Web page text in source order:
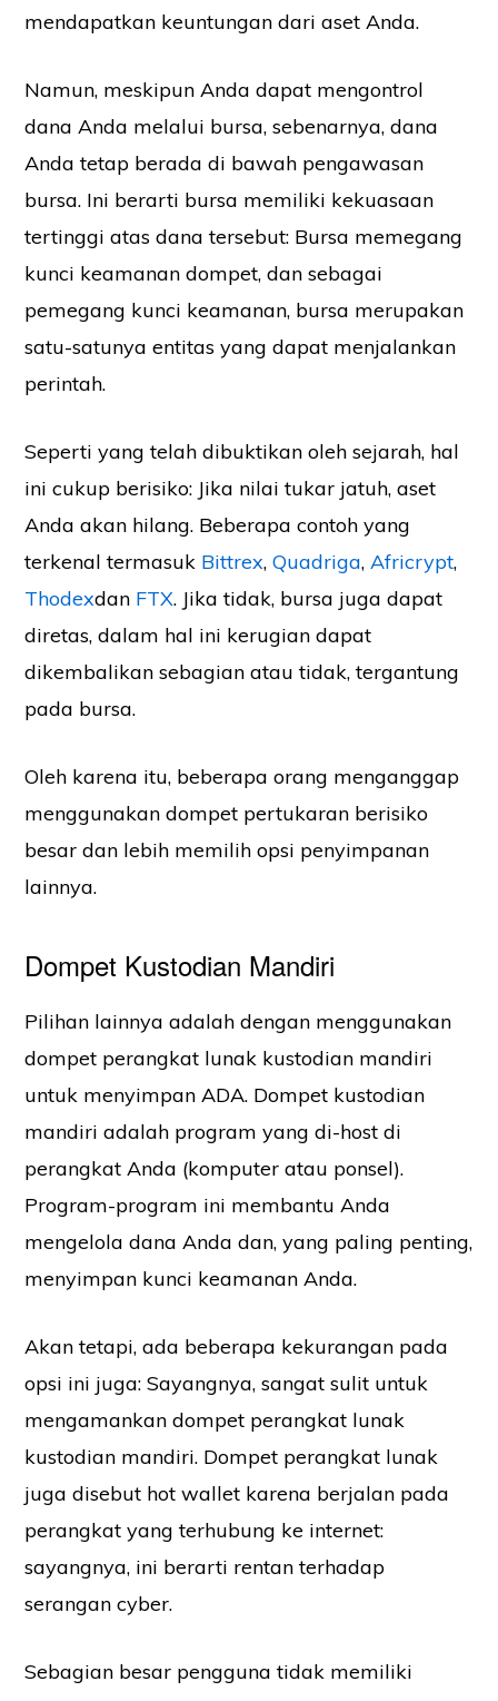
mendapatkan keuntungan dari aset Anda.
Namun, meskipun Anda dapat mengontrol
dana Anda melalui bursa, sebenarnya, dana
Anda tetap berada di bawah pengawasan
bursa. Ini berarti bursa memiliki kekuasaan
tertinggi atas dana tersebut: Bursa memegang
kunci keamanan dompet, dan sebagai
pemegang kunci keamanan, bursa merupakan
satu-satunya entitas yang dapat menjalankan
perintah.
Seperti yang telah dibuktikan oleh sejarah, hal
ini cukup berisiko: Jika nilai tukar jatuh, aset
Anda akan hilang. Beberapa contoh yang
terkenal termasuk Bittrex,Quadriga,Africrypt,
Thodexdan FTX. Jika tidak, bursa juga dapat
diretas, dalam hal ini kerugian dapat
dikembalikan sebagian atau tidak, tergantung
pada bursa.
Oleh karena itu, beberapa orang menganggap
menggunakan dompet pertukaran berisiko
besar dan lebih memilih opsi penyimpanan
lainnya.
Dompet Kustodian Mandiri
Pilihan lainnya adalah dengan menggunakan
dompet perangkat lunak kustodian mandiri
untuk menyimpan ADA. Dompet kustodian
mandiri adalah program yang di-host di
perangkat Anda (komputer atau ponsel).
Program-program ini membantu Anda
mengelola dana Anda dan, yang paling penting,
menyimpan kunci keamanan Anda.
Akan tetapi, ada beberapa kekurangan pada
opsi ini juga: Sayangnya, sangat sulit untuk
mengamankan dompet perangkat lunak
kustodian mandiri. Dompet perangkat lunak
juga disebut hot wallet karena berjalan pada
perangkat yang terhubung ke internet:
sayangnya, ini berarti rentan terhadap
serangan cyber.
Sebagian besar pengguna tidak memiliki